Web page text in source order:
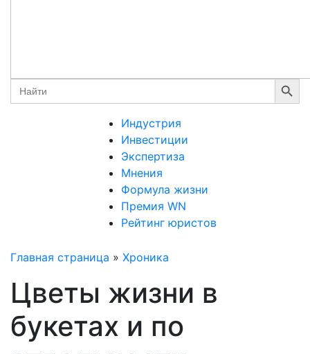
Search
for:
Search Button
Индустрия
Инвестиции
Экспертиза
Мнения
Формула жизни
Премия WN
Рейтинг юристов
Главная страница » Хроника
Цветы жизни в
букетах и по